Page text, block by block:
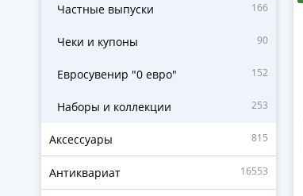
Частные выпуски 166
Чеки и купоны 90
Евросувенир "0 евро" 152
Наборы и коллекции 253
Аксессуары 815
Антиквариат 16553